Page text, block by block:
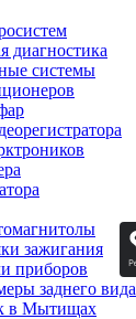
диагностика
системы
зажигания
приборов
заднего вида
в Мытищах